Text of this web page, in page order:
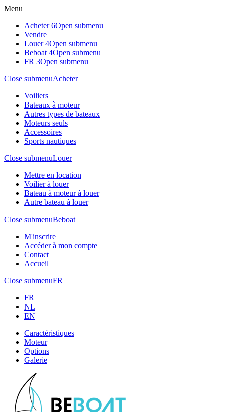
Menu
Acheter 6Open submenu
Vendre
Louer 4Open submenu
Beboat 4Open submenu
FR 3Open submenu
Close submenuAcheter
Voiliers
Bateaux à moteur
Autres types de bateaux
Moteurs seuls
Accessoires
Sports nautiques
Close submenuLouer
Mettre en location
Voilier à louer
Bateau à moteur à louer
Autre bateau à louer
Close submenuBeboat
M'inscrire
Accéder à mon compte
Contact
Accueil
Close submenuFR
FR
NL
EN
Caractéristiques
Moteur
Options
Galerie